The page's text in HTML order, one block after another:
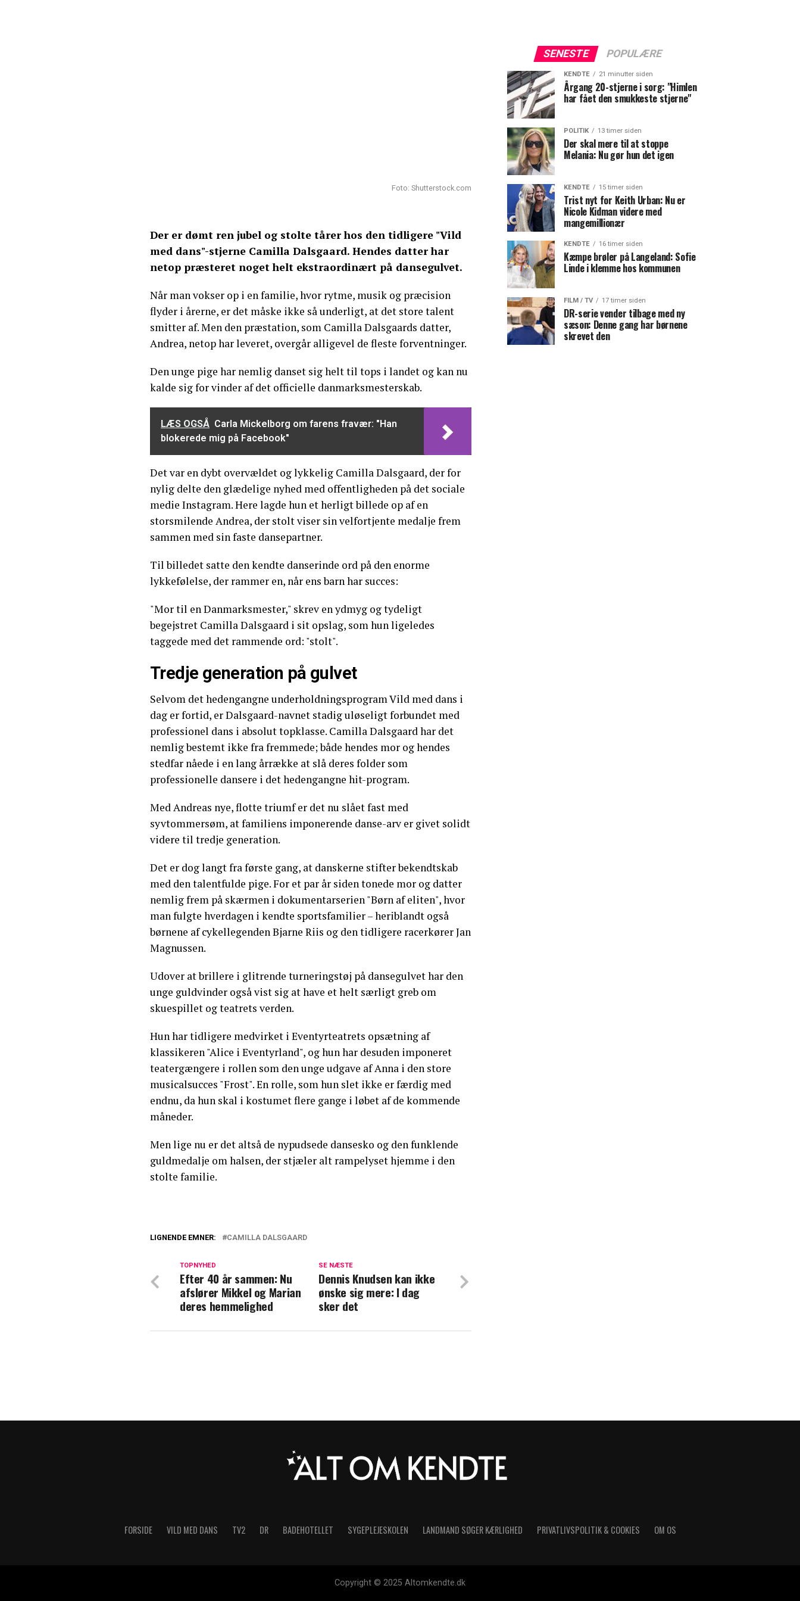
Foto: Shutterstock.com
Der er dømt ren jubel og stolte tårer hos den tidligere "Vild
med dans"-stjerne Camilla Dalsgaard. Hendes datter har
netop præsteret noget helt ekstraordinært på dansegulvet.
Når man vokser op i en familie, hvor rytme, musik og præcision
flyder i årerne, er det måske ikke så underligt, at det store talent
smitter af. Men den præstation, som Camilla Dalsgaards datter,
Andrea, netop har leveret, overgår alligevel de fleste forventninger.
Den unge pige har nemlig danset sig helt til tops i landet og kan nu
kalde sig for vinder af det officielle danmarksmesterskab.
LÆS OGSÅ Carla Mickelborg om farens fravær: "Han
blokerede mig på Facebook"
Det var en dybt overvældet og lykkelig Camilla Dalsgaard, der for
nylig delte den glædelige nyhed med offentligheden på det sociale
medie Instagram. Here lagde hun et herligt billede op af en
storsmilende Andrea, der stolt viser sin velfortjente medalje frem
sammen med sin faste dansepartner.
Til billedet satte den kendte danserinde ord på den enorme
lykkefølelse, der rammer en, når ens barn har succes:
"Mor til en Danmarksmester," skrev en ydmyg og tydeligt
begejstret Camilla Dalsgaard i sit opslag, som hun ligeledes
taggede med det rammende ord: "stolt".
Tredje generation på gulvet
Selvom det hedengangne underholdningsprogram Vild med dans i
dag er fortid, er Dalsgaard-navnet stadig uløseligt forbundet med
professionel dans i absolut topklasse. Camilla Dalsgaard har det
nemlig bestemt ikke fra fremmede; både hendes mor og hendes
stedfar nåede i en lang årrække at slå deres folder som
professionelle dansere i det hedengangne hit-program.
Med Andreas nye, flotte triumf er det nu slået fast med
syvtommersøm, at familiens imponerende danse-arv er givet solidt
videre til tredje generation.
Det er dog langt fra første gang, at danskerne stifter bekendtskab
med den talentfulde pige. For et par år siden tonede mor og datter
nemlig frem på skærmen i dokumentarserien "Børn af eliten", hvor
man fulgte hverdagen i kendte sportsfamilier – heriblandt også
børnene af cykellegenden Bjarne Riis og den tidligere racerkører Jan
Magnussen.
Udover at brillere i glitrende turneringstøj på dansegulvet har den
unge guldvinder også vist sig at have et helt særligt greb om
skuespillet og teatrets verden.
Hun har tidligere medvirket i Eventyrteatrets opsætning af
klassikeren "Alice i Eventyrland", og hun har desuden imponeret
teatergængere i rollen som den unge udgave af Anna i den store
musicalsucces "Frost". En rolle, som hun slet ikke er færdig med
endnu, da hun skal i kostumet flere gange i løbet af de kommende
måneder.
Men lige nu er det altså de nypudsede dansesko og den funklende
guldmedalje om halsen, der stjæler alt rampelyset hjemme i den
stolte familie.
særlig beslutning, da hun selv blev mor
Camilla Dalsgaard om sin barndom: Derfor begyndte hun
på dans
LIGNENDE EMNER: CAMILLA DALSGAARD
SE NÆSTE
Dennis Knudsen kan ikke
ønske sig mere: I dag
sker det
TOPNYHED
Efter 40 år sammen: Nu
afslører Mikkel og Marian
deres hemmelighed
SENESTE POPULÆRE
KENDTE 21 minutter siden
Årgang 20-stjerne i sorg: "Himlen
har fået den smukkeste stjerne"
POLITIK 13 timer siden
Der skal mere til at stoppe
Melania: Nu gør hun det igen
KENDTE 15 timer siden
Trist nyt for Keith Urban: Nu er
Nicole Kidman videre med
mangemillionær
KENDTE 16 timer siden
Kæmpe brøler på Langeland: Sofie
Linde i klemme hos kommunen
FILM / TV 17 timer siden
DR-serie vender tilbage med ny
sæson: Denne gang har børnene
skrevet den
FORSIDE VILD MED DANS TV2 DR BADEHOTELLET SYGEPLEJESKOLEN LANDMAND SØGER KÆRLIGHED PRIVATLIVSPOLITIK & COOKIES OM OS
Copyright © 2025 Altomkendte.dk